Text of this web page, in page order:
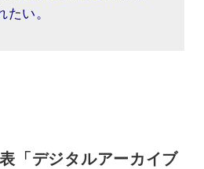
たい。
「デジタルアーカイブ